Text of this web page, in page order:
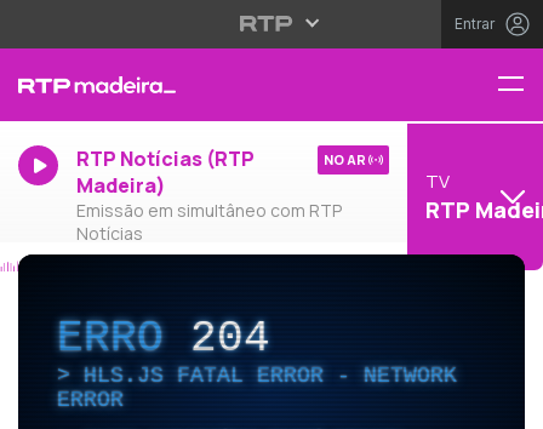
Entrar
RTP Notícias (RTP
Madeira)
Emissão em simultâneo com RTP
Notícias
NO AR
TV
RTP
ERRO204
HLS.JS FATAL ERROR - NETWORK
ERROR